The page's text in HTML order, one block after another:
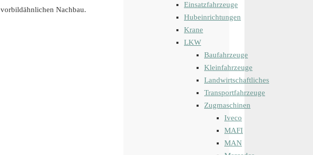
Nachbau.
Einsatzfahrzeuge
Hubeinrichtungen
Krane
LKW
Baufahrzeuge
Kleinfahrzeuge
Landwirtschaftliches
Transportfahrzeuge
Zugmaschinen
Iveco
MAFI
MAN